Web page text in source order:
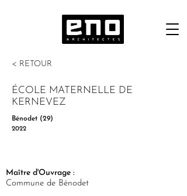
< RETOUR
ÉCOLE MATERNELLE DE
KERNEVEZ
Bénodet (29)
2022
Maître d'Ouvrage :
Commune de Bénodet